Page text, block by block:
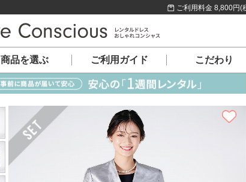
ご利用料金 8,800円(
商品を選ぶ ご利用ガイド こだわり